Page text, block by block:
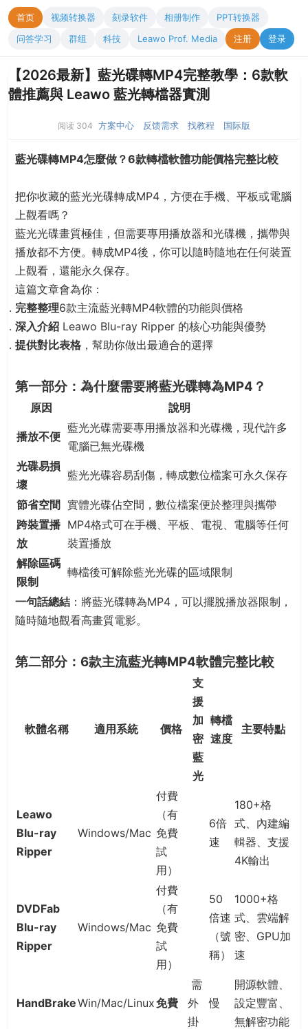
首页 视频转换器 刻录软件 相册制作
PPT转换器
问答学习
群组 科技 Leawo Prof. Media 注册 登录
【2026最新】藍光碟轉MP4完整教學：6款軟
體推薦與 Leawo 藍光轉檔器實測
阅读 304 方案中心 反馈需求 找教程 国际版
藍光碟轉MP4怎麼做？6款轉檔軟體功能價格完整比較
把你收藏的藍光光碟轉成MP4，方便在手機、平板或電腦
上觀看嗎？
藍光光碟畫質極佳，但需要專用播放器和光碟機，攜帶與
播放都不方便。轉成MP4後，你可以隨時隨地在任何裝置
上觀看，還能永久保存。
這篇文章會為你：
完整整理6款主流藍光轉MP4軟體的功能與價格
深入介紹 Leawo Blu-ray Ripper 的核心功能與優勢
提供對比表格 ，幫助你做出最適合的選擇
第一部分：為什麼需要將藍光碟轉為MP4？
原因 說明
播放不便
藍光光碟需要專用播放器和光碟機，現代許多
電腦已無光碟機
光碟易損
壞
藍光光碟容易刮傷，轉成數位檔案可永久保存
節省空間 實體光碟佔空間，數位檔案便於整理與攜帶
跨裝置播
放
MP4格式可在手機、平板、電視、電腦等任何
裝置播放
解除區碼
限制
轉檔後可解除藍光光碟的區域限制
一句話總結 ：將藍光碟轉為MP4，可以擺脫播放器限制，
隨時隨地觀看高畫質電影。
第二部分：6款主流藍光轉MP4軟體完整比較
軟體名稱 適用系統 價格
支
援
加
密
藍
光
轉檔
速度
主要特點
Leawo
Blu-ray
Ripper
Windows/Mac
付費
（有
免費
試
用）
6倍
速
180+格
式、內建編
輯器、支援
4K輸出
DVDFab
Blu-ray
Ripper
Windows/Mac
付費
（有
免費
試
用）
50
倍速
（號
稱）
1000+格
式、雲端解
密、GPU加
速
HandBrakeWin/Mac/Linux免費
需
外
掛
慢
開源軟體、
設定豐富、
無解密功能